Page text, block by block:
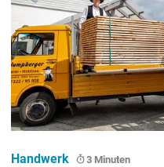
Handwerk 3 Minuten